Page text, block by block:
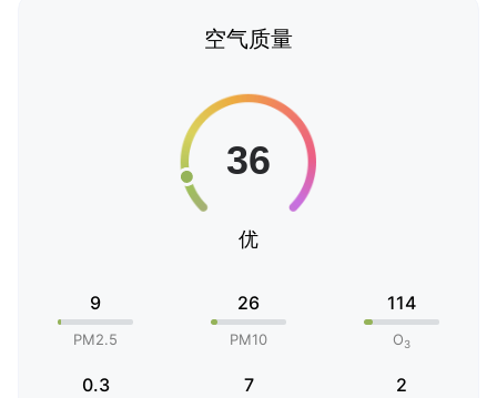
空气质量
优
9
PM2.5
26
PM10
114
O3
0.3 7 2